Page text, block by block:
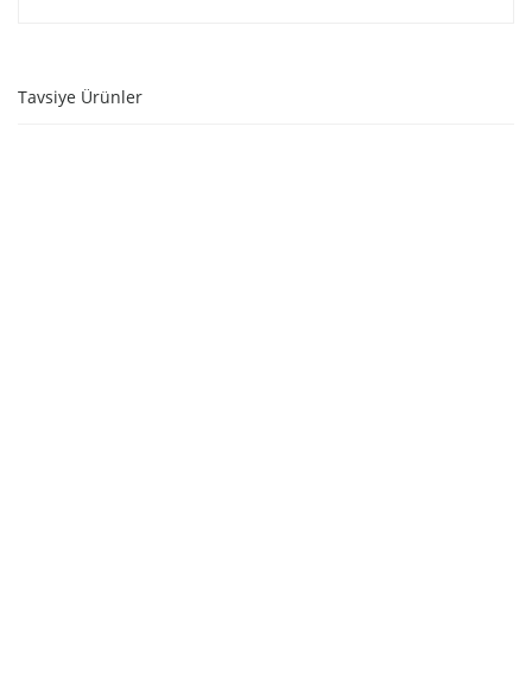
Tavsiye Ürünler